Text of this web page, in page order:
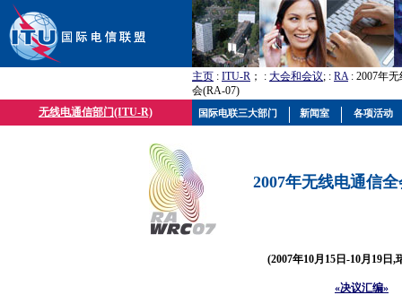
主页 : ITU-R ； : 大会和会议; : RA: 2007年
会(RA-07)
无线电通信部门(ITU-R)
2007年无线电通信
(2007年10月15日-10月19日,
«决议汇编»
国际电联三大部门 新闻室 各项活动